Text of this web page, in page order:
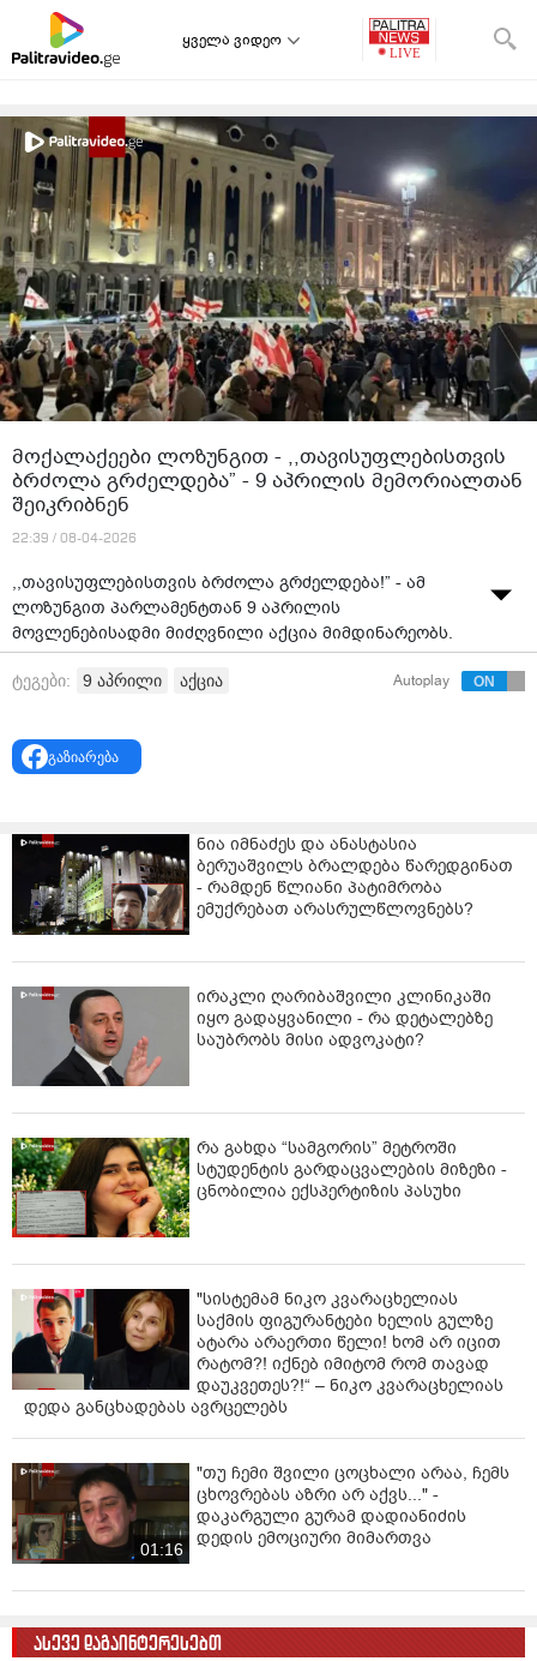
ყველა ვიდეო
მოქალაქეები ლოზუნგით - ,,თავისუფლებისთვის
ბრძოლა გრძელდება” - 9 აპრილის მემორიალთან
შეიკრიბნენ
22:39 / 08-04-2026
,,თავისუფლებისთვის ბრძოლა გრძელდება!” - ამ
ლოზუნგით პარლამენტთან 9 აპრილის
მოვლენებისადმი მიძღვნილი აქცია მიმდინარეობს.
საკანონმდებლო ორგანოსთან შეკრებილი
ღამის განმავლობაში დაგეგმილია სხვადასხვა
იგეგმება. მოგვიანებით, 04:00 საათზე, 9 აპრილს
დაღუპულთა სულის მოსახსენიებელი პანაშვიდი
გაიმართება.
რაც შეეხება 9 აპრილს, მოქალაქეები დღის
განმავლობაში სხვადასხვა ადგილიდან გეგმავენ
სამოქალაქო მსვლელობებს და საბოლოოდ, 20:00
საათზე, 9 აპრილის მემორიალთან შეიკრიბებიან.
აქციის მონაწილეები პატივს მიაგებენ საქართველოს
დამოუკიდებლობისთვის ბრძოლაში დაღუპულ
გმირებს და კიდევ ერთხელ დააფიქსირებენ პოზიციას,
რომ თავისუფლებისთვის ბრძოლა გრძელდება.
ტეგები: 9 აპრილი აქცია Autoplay
გაზიარება
ნია იმნაძეს და ანასტასია
ბერუაშვილს ბრალდება წარედგინათ
- რამდენ წლიანი პატიმრობა
ემუქრებათ არასრულწლოვნებს?
ირაკლი ღარიბაშვილი კლინიკაში
იყო გადაყვანილი - რა დეტალებზე
საუბრობს მისი ადვოკატი?
რა გახდა “სამგორის” მეტროში
სტუდენტის გარდაცვალების მიზეზი -
ცნობილია ექსპერტიზის პასუხი
"სისტემამ ნიკო კვარაცხელიას
საქმის ფიგურანტები ხელის გულზე
ატარა არაერთი წელი! ხომ არ იცით
რატომ?! იქნებ იმიტომ რომ თავად
დაუკვეთეს?!“ – ნიკო კვარაცხელიას
დედა განცხადებას ავრცელებს
01:16
"თუ ჩემი შვილი ცოცხალი არაა, ჩემს
ცხოვრებას აზრი არ აქვს..." -
დაკარგული გურამ დადიანიძის
დედის ემოციური მიმართვა
ასევე დაგაინტერესებთ